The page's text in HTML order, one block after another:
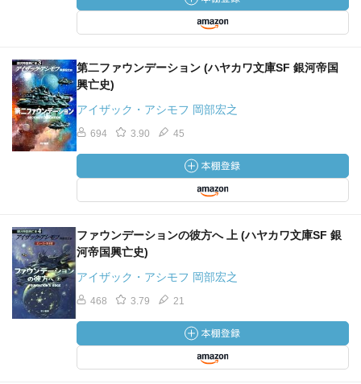
第二ファウンデーション (ハヤカワ文庫SF 銀河帝国
興亡史)
アイザック・アシモフ 岡部宏之
694 3.90 45
ファウンデーションの彼方へ 上 (ハヤカワ文庫SF 銀
河帝国興亡史)
アイザック・アシモフ 岡部宏之
468 3.79 21